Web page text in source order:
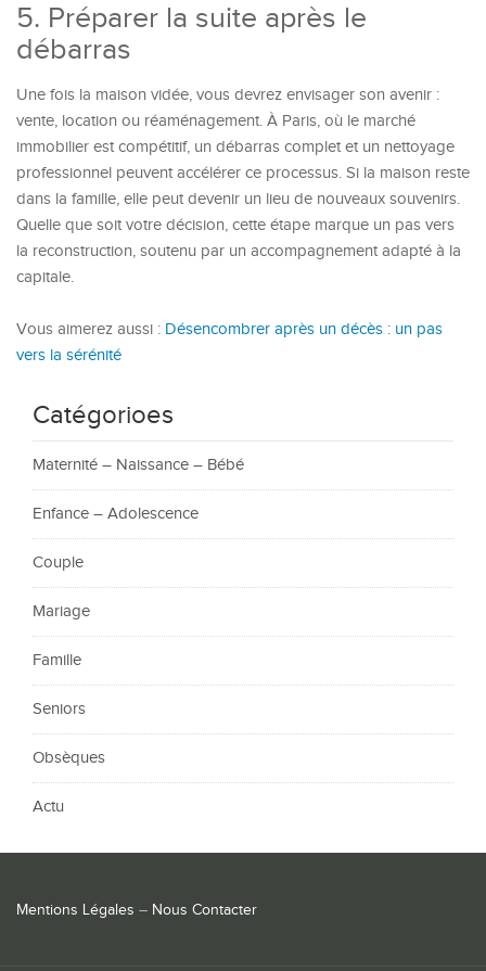
5. Préparer la suite après le
débarras
Une fois la maison vidée, vous devrez envisager son avenir :
vente, location ou réaménagement. À Paris, où le marché
immobilier est compétitif, un débarras complet et un nettoyage
professionnel peuvent accélérer ce processus. Si la maison reste
dans la famille, elle peut devenir un lieu de nouveaux souvenirs.
Quelle que soit votre décision, cette étape marque un pas vers
la reconstruction, soutenu par un accompagnement adapté à la
capitale.
Vous aimerez aussi : Désencombrer après un décès : un pas
vers la sérénité
Catégorioes
Maternité – Naissance – Bébé
Enfance – Adolescence
Couple
Mariage
Famille
Seniors
Obsèques
Actu
Mentions Légales – Nous Contacter